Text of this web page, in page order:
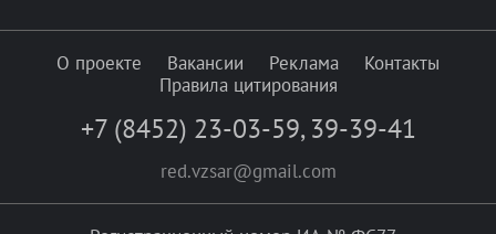
О проекте Вакансии Реклама
Контакты
Правила цитирования
+7 (8452) 23-03-59, 39-39-41
red.vzsar@gmail.com